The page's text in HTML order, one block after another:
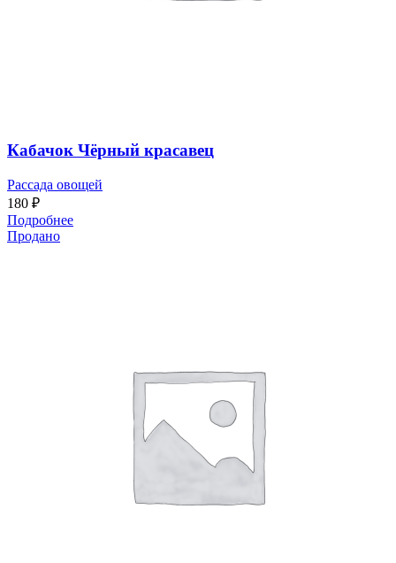
Кабачок Чёрный красавец
Рассада овощей
180 ₽
Подробнее
Продано